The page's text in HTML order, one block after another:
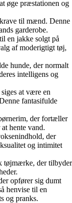
øge præstationen og
til mænd. Denne
garderobe.
en jakke solgt på
af moderigtigt tøj,
hunde, der normalt
intelligens og
at være en
fantasifulde
der fortæller
hente vand.
der
og intimitet
tøjmærke, der tilbyder
opfører sig dumt
henvise til en
og pranks.